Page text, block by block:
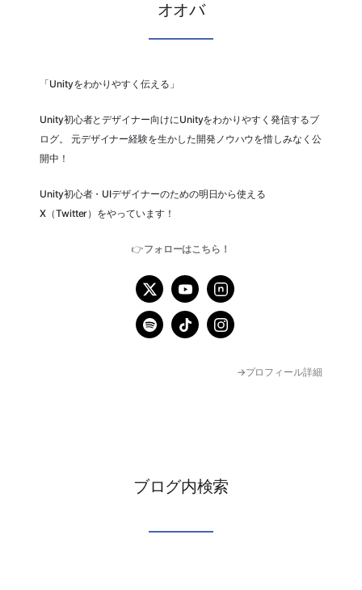
オオバ
「Unityをわかりやすく伝える」
Unity初心者とデザイナー向けにUnityをわかりやすく発信するブ
ログ。 元デザイナー経験を生かした開発ノウハウを惜しみなく公
開中！
Unity初心者・UIデザイナーのための明日から使える
X（Twitter）をやっています！
👉フォローはこちら！
→プロフィール詳細
ブログ内検索